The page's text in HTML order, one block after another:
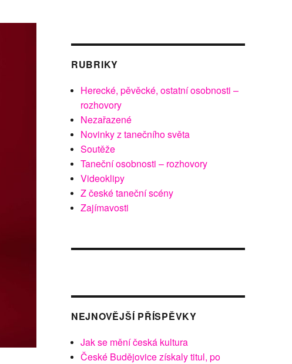
RUBRIKY
Herecké, pěvěcké, ostatní osobnosti –
rozhovory
Nezařazené
Novinky z tanečního světa
Soutěže
Taneční osobnosti – rozhovory
Videoklipy
Z české taneční scény
Zajímavosti
NEJNOVĚJŠÍ PŘÍSPĚVKY
Jak se mění česká kultura
České Budějovice získaly titul, po